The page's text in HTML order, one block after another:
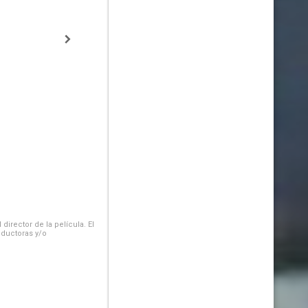
de la película. El
y/o